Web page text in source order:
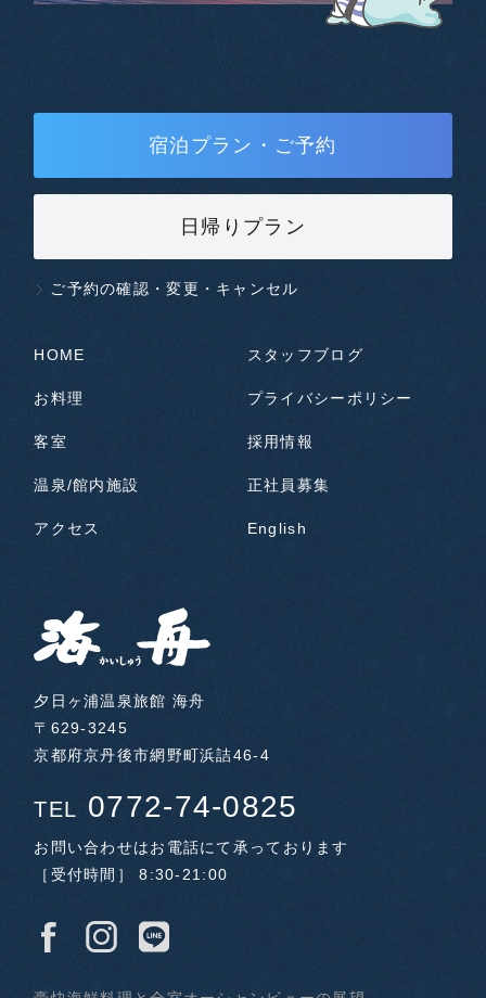
宿泊プラン・ご予約
日帰りプラン
ご予約の確認・変更・キャンセル
HOME
お料理
客室
温泉/館内施設
アクセス
スタッフブログ
プライバシーポリシー
採用情報
正社員募集
English
夕日ヶ浦温泉旅館 海舟
〒629-3245
京都府京丹後市網野町浜詰46-4
TEL 0772-74-0825
お問い合わせはお電話にて承っております
［受付時間］ 8:30-21:00